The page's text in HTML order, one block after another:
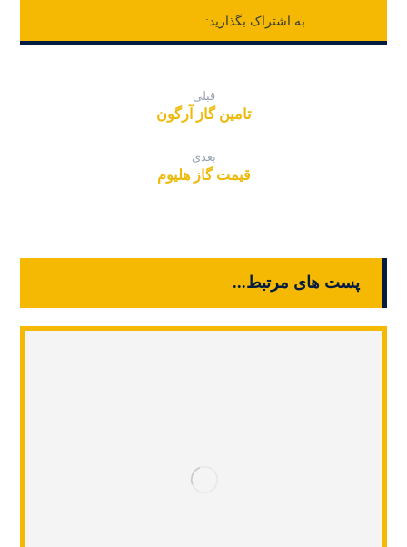
قبلی
تامین گاز آرگون
بعدی
قیمت گاز هلیوم
پست های مرتبط...